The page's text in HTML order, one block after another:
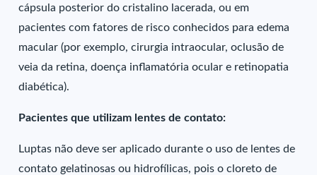
cápsula posterior do cristalino lacerada, ou em
pacientes com fatores de risco conhecidos para edema
macular (por exemplo, cirurgia intraocular, oclusão de
veia da retina, doença inflamatória ocular e retinopatia
diabética).
Pacientes que utilizam lentes de contato:
Luptas não deve ser aplicado durante o uso de lentes de
contato gelatinosas ou hidrofílicas, pois o cloreto de